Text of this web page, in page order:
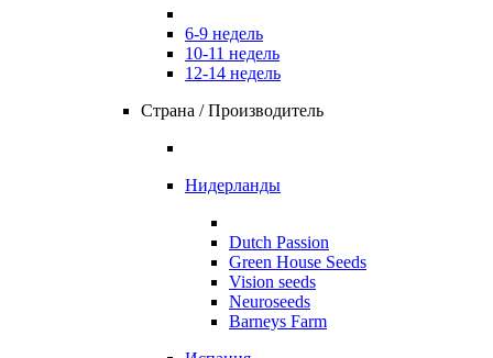
6-9 недель
10-11 недель
12-14 недель
Страна / Производитель
Нидерланды
Dutch Passion
Green House Seeds
Vision seeds
Neuroseeds
Barneys Farm